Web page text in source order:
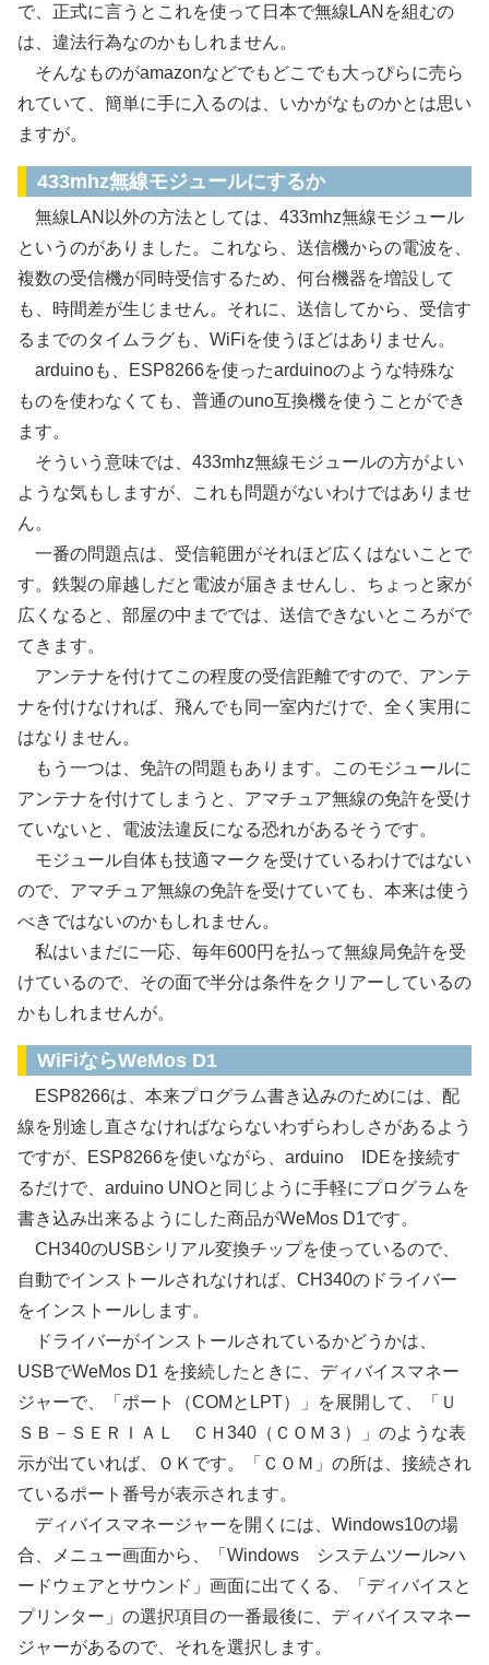
で、正式に言うとこれを使って日本で無線LANを組むの
は、違法行為なのかもしれません。
そんなものがamazonなどでもどこでも大っぴらに売ら
れていて、簡単に手に入るのは、いかがなものかとは思い
ますが。
433mhz無線モジュールにするか
無線LAN以外の方法としては、433mhz無線モジュール
というのがありました。これなら、送信機からの電波を、
複数の受信機が同時受信するため、何台機器を増設して
も、時間差が生じません。それに、送信してから、受信す
るまでのタイムラグも、WiFiを使うほどはありません。
arduinoも、ESP8266を使ったarduinoのような特殊な
ものを使わなくても、普通のuno互換機を使うことができ
ます。
そういう意味では、433mhz無線モジュールの方がよい
ような気もしますが、これも問題がないわけではありませ
ん。
一番の問題点は、受信範囲がそれほど広くはないことで
す。鉄製の扉越しだと電波が届きませんし、ちょっと家が
広くなると、部屋の中まででは、送信できないところがで
てきます。
アンテナを付けてこの程度の受信距離ですので、アンテ
ナを付けなければ、飛んでも同一室内だけで、全く実用に
はなりません。
もう一つは、免許の問題もあります。このモジュールに
アンテナを付けてしまうと、アマチュア無線の免許を受け
ていないと、電波法違反になる恐れがあるそうです。
モジュール自体も技適マークを受けているわけではない
ので、アマチュア無線の免許を受けていても、本来は使う
べきではないのかもしれません。
私はいまだに一応、毎年600円を払って無線局免許を受
けているので、その面で半分は条件をクリアーしているの
かもしれませんが。
WiFiならWeMos D1
ESP8266は、本来プログラム書き込みのためには、配
線を別途し直さなければならないわずらわしさがあるよう
ですが、ESP8266を使いながら、arduino IDEを接続す
るだけで、arduino UNOと同じように手軽にプログラムを
書き込み出来るようにした商品がWeMos D1です。
CH340のUSBシリアル変換チップを使っているので、
自動でインストールされなければ、CH340のドライバー
をインストールします。
ドライバーがインストールされているかどうかは、
USBでWeMos D1 を接続したときに、ディバイスマネー
ジャーで、「ポート（COMとLPT）」を展開して、「Ｕ
ＳＢ－ＳＥＲＩＡＬ ＣＨ340（ＣＯＭ３）」のような表
示が出ていれば、ＯＫです。「ＣＯＭ」の所は、接続され
ているポート番号が表示されます。
ディバイスマネージャーを開くには、Windows10の場
合、メニュー画面から、「Windows システムツール>ハ
ードウェアとサウンド」画面に出てくる、「ディバイスと
プリンター」の選択項目の一番最後に、ディバイスマネー
ジャーがあるので、それを選択します。